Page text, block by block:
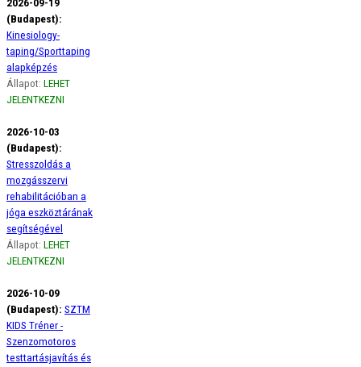
(Budapest):
Kinesiology-
taping/Sporttaping
alapképzés
Állapot: LEHET
JELENTKEZNI
2026-10-03
(Budapest):
Stresszoldás a
mozgásszervi
rehabilitációban a
jóga eszköztárának
segítségével
Állapot: LEHET
JELENTKEZNI
2026-10-09
(Budapest): SZTM
KIDS Tréner -
Szenzomotoros
testtartásjavítás és